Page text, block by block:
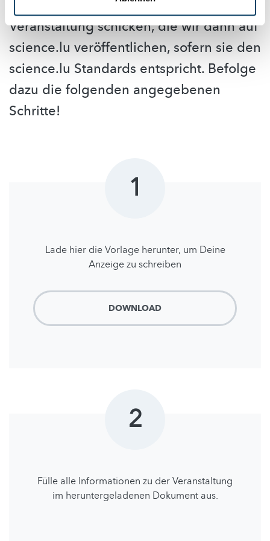
kannst Du uns eine Anzeige deiner
Veranstaltung schicken, die wir dann auf
science.lu veröffentlichen, sofern sie den
science.lu Standards entspricht. Befolge
dazu die folgenden angegebenen
Schritte!
1
Lade hier die Vorlage herunter, um Deine
Anzeige zu schreiben
DOWNLOAD
2
Fülle alle lnformationen zu der Veranstaltung
im heruntergeladenen Dokument aus.